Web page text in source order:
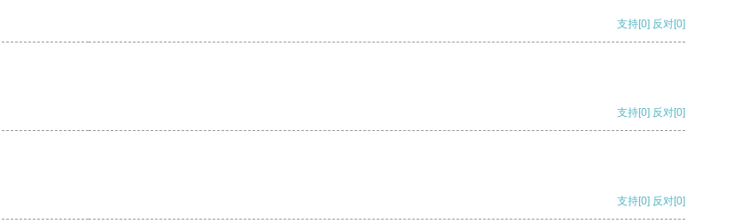
支持[0] 反对[0]
支持[0] 反对[0]
支持[0] 反对[0]